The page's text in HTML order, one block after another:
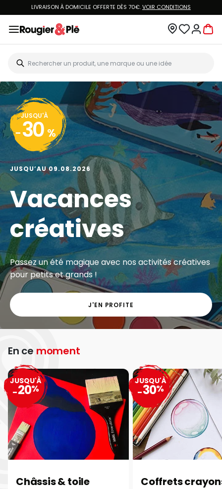
LIVRAISON À DOMICILE OFFERTE DÈS 70€.VOIR CONDITIONS
JUSQU'À
- 30 %
JUSQU’AU 09.08.2026
Vacances
créatives
Passez un été magique avec nos activités créatives
pour petits et grands !
J'EN PROFITE
En ce moment
Châssis & toile
JUSQU'À
-20%
Coffrets
JUSQU'À
-30%